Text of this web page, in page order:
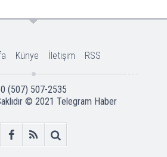
Künye İletişim RSS
0 (507) 507-2535
© 2021 Telegram Haber